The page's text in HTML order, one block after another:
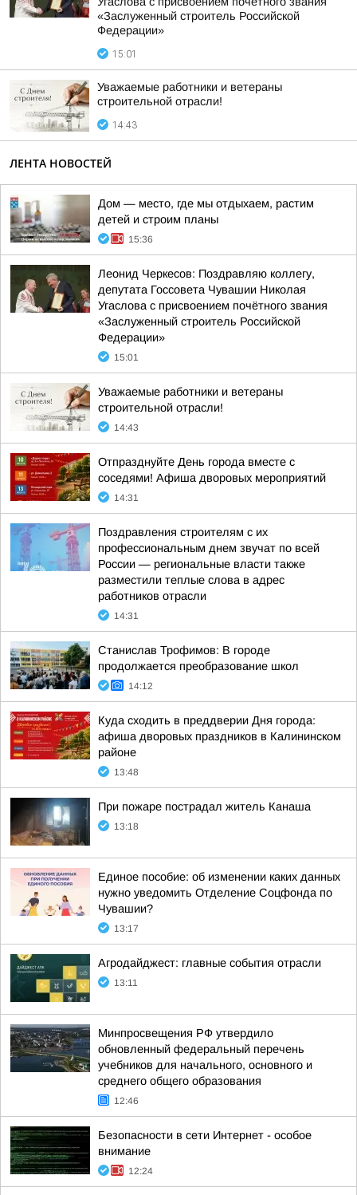
«Заслуженный строитель Российской
Федерации»
15:01
Уважаемые работники и ветераны
строительной отрасли!
14:43
ЛЕНТА НОВОСТЕЙ
Дом — место, где мы отдыхаем, растим
детей и строим планы
15:36
Леонид Черкесов: Поздравляю коллегу,
депутата Госсовета Чувашии Николая
Угаслова с присвоением почётного звания
«Заслуженный строитель Российской
Федерации»
15:01
Уважаемые работники и ветераны
строительной отрасли!
14:43
Отпразднуйте День города вместе с
соседями! Афиша дворовых мероприятий
14:31
Поздравления строителям с их
профессиональным днем звучат по всей
России — региональные власти также
разместили теплые слова в адрес
работников отрасли
14:31
Станислав Трофимов: В городе
продолжается преобразование школ
14:12
Куда сходить в преддверии Дня города:
афиша дворовых праздников в Калининском
районе
13:48
При пожаре пострадал житель Канаша
13:18
Единое пособие: об изменении каких данных
нужно уведомить Отделение Соцфонда по
Чувашии?
13:17
Агродайджест: главные события отрасли
13:11
Минпросвещения РФ утвердило
обновленный федеральный перечень
учебников для начального, основного и
среднего общего образования
12:46
Безопасности в сети Интернет - особое
внимание
12:24